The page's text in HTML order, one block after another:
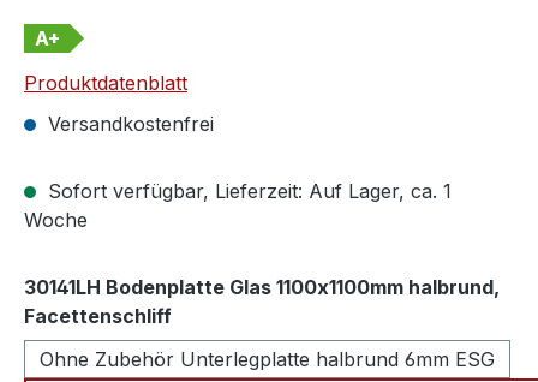
A+
Produktdatenblatt
Versandkostenfrei
Sofort verfügbar, Lieferzeit: Auf Lager, ca. 1
Woche
30141LH Bodenplatte Glas 1100x1100mm halbrund,
Facettenschliffauswählen
Ohne Zubehör Unterlegplatte halbrund 6mm ESG